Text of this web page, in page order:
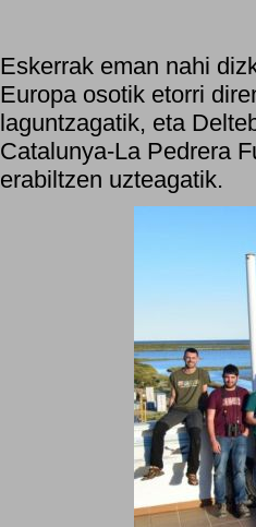
Eskerrak eman nahi
Europa osotik etorri
laguntzagatik, eta
Catalunya-La Pedrera
erabiltzen uzteagatik.